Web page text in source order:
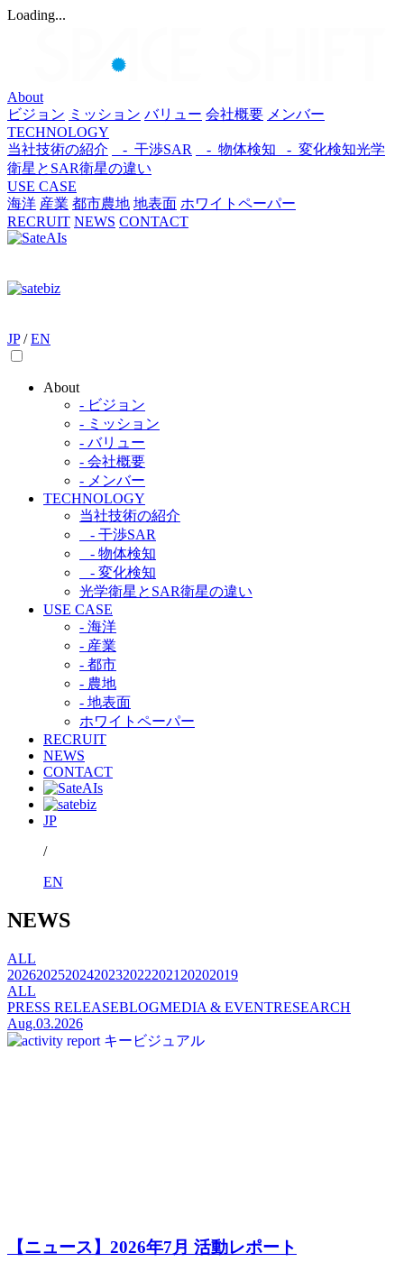
Loading...
About
ビジョン ミッション バリュー 会社概要 メンバー
TECHNOLOGY
当社技術の紹介
- 干渉SAR - 物体検知​ - 変化検知​光学
衛星とSAR衛星の違い
USE CASE
海洋 産業 都市​農地 地表面 ホワイトペーパー
RECRUIT NEWS CONTACT
JP / EN
About
- ビジョン
- ミッション
- バリュー
- 会社概要
- メンバー
TECHNOLOGY
当社技術の紹介​
- 干渉SAR​
- 物体検知​
- 変化検知​
光学衛星とSAR衛星の違い​
USE CASE
- 海洋
- 産業
- 都市​
- 農地
- 地表面
ホワイトペーパー
RECRUIT
NEWS
CONTACT
JP
/
EN
NEWS
ALL
202620252024202320222021 20202019
ALL
PRESS RELEASEBLOGMEDIA & EVENTRESEARCH
Aug.03.2026
【ニュース】2026年7月 活動レポート